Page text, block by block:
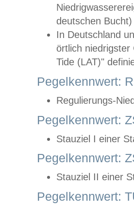
deutschen
In Deutschland
örtlich
Tide (LAT)"
Pegelkennwert:
Regulierungs-
Pegelkennwert:
Stauziel I einer
Pegelkennwert:
Stauziel II einer
Pegelkennwert: